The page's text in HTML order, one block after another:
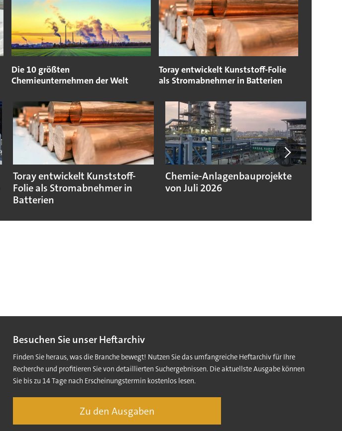
Die 10 größten
Chemieunternehmen der Welt
Toray entwickelt Kunststoff-Folie
als Stromabnehmer in Batterien
Toray entwickelt Kunststoff-
Folie als Stromabnehmer in
Batterien
Chemie-Anlagenbauprojekte
von Juli 2026
Besuchen Sie unser Heftarchiv
Finden Sie heraus, was die Branche bewegt! Nutzen Sie das umfangreiche Heftarchiv für Ihre
Recherche und profitieren Sie von detaillierten Suchergebnissen. Die aktuellste Ausgabe können
Sie bis zu 14 Tage nach Erscheinungstermin kostenlos lesen.
Zu den Ausgaben